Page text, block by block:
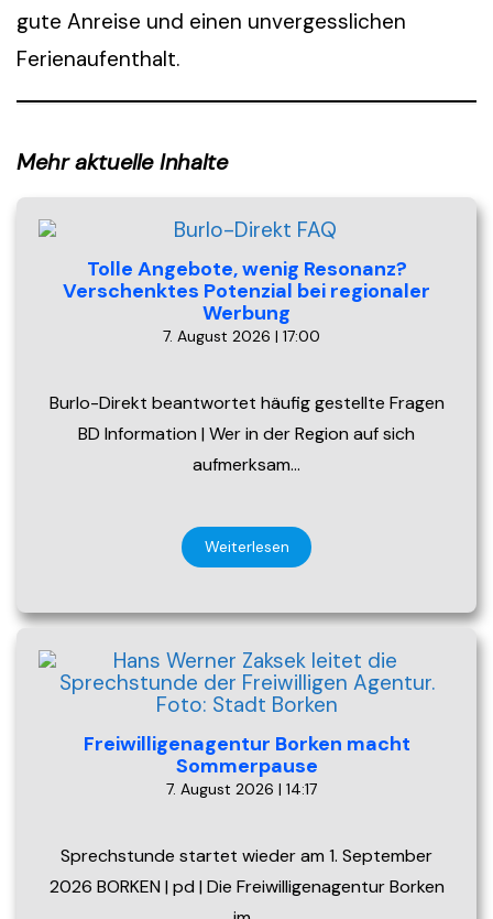
gute Anreise und einen unvergesslichen
Ferienaufenthalt.
Mehr aktuelle Inhalte
Tolle Angebote, wenig Resonanz?
Verschenktes Potenzial bei regionaler
Werbung
7. August 2026 | 17:00
Burlo-Direkt beantwortet häufig gestellte Fragen
BD Information | Wer in der Region auf sich
aufmerksam…
Weiterlesen
Freiwilligenagentur Borken macht
Sommerpause
7. August 2026 | 14:17
Sprechstunde startet wieder am 1. September
2026 BORKEN | pd | Die Freiwilligenagentur Borken